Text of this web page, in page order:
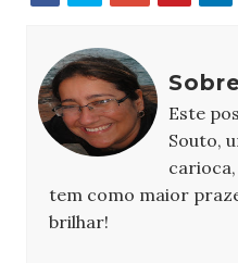
Este
Souto,
tem como maior
brilhar!